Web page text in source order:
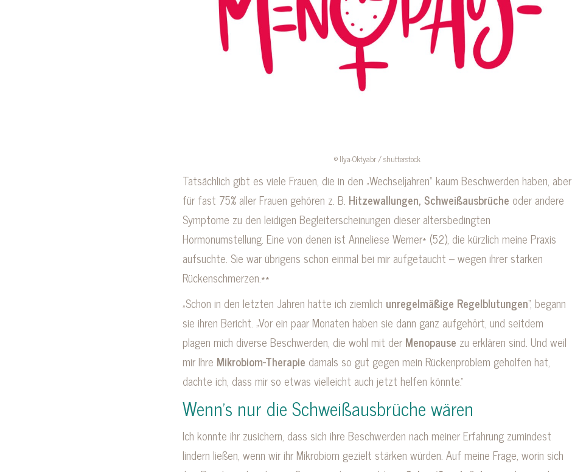
© Ilya-Oktyabr / shutterstock
Tatsächlich gibt es viele Frauen, die in den „Wechseljahren“ kaum Beschwerden haben, aber
für fast 75% aller Frauen gehören z. B. Hitzewallungen, Schweißausbrüche oder andere
Symptome zu den leidigen Begleiterscheinungen dieser altersbedingten
Hormonumstellung. Eine von denen ist Anneliese Werner* (52), die kürzlich meine Praxis
aufsuchte. Sie war übrigens schon einmal bei mir aufgetaucht – wegen ihrer starken
Rückenschmerzen.**
„Schon in den letzten Jahren hatte ich ziemlich unregelmäßige Regelblutungen“, begann
sie ihren Bericht. „Vor ein paar Monaten haben sie dann ganz aufgehört, und seitdem
plagen mich diverse Beschwerden, die wohl mit der Menopause zu erklären sind. Und weil
mir Ihre Mikrobiom-Therapie damals so gut gegen mein Rückenproblem geholfen hat,
dachte ich, dass mir so etwas vielleicht auch jetzt helfen könnte.“
Wenn’s nur die Schweißausbrüche wären
Ich konnte ihr zusichern, dass sich ihre Beschwerden nach meiner Erfahrung zumindest
lindern ließen, wenn wir ihr Mikrobiom gezielt stärken würden. Auf meine Frage, worin sich